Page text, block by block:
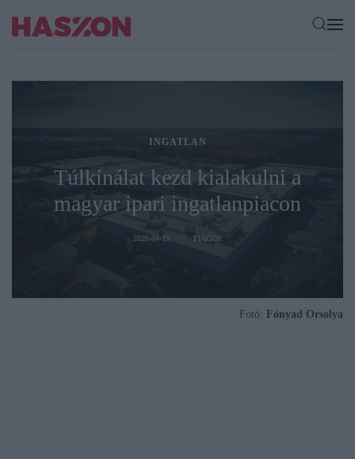
INGATLAN
Túlkínálat kezd kialakulni a
magyar ipari ingatlanpiacon
2026-04-15 PIACOK
Fotó: Fónyad Orsolya